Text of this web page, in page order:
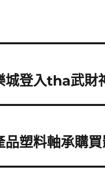
城登入tha武財
品塑料軸承購